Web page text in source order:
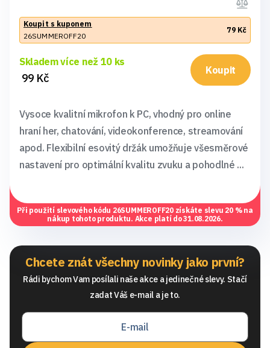
Koupit s kuponem
26SUMMEROFF20
79 Kč
Skladem více než 10 ks
99 Kč
Koupit
Vysoce kvalitní mikrofon k PC, vhodný pro online
hraní her, chatování, videokonference, streamování
apod. Flexibilní esovitý držák umožňuje všesměrové
nastavení pro optimální kvalitu zvuku a pohodlné ...
Při použití slevového kódu 26SUMMEROFF20 získáte slevu 20 % na
nákup tohoto produktu. Akce platí do 31.08.2026.
Chcete znát všechny novinky jako první?
Rádi bychom Vam posílali naše akce a jedinečné slevy. Stačí
zadat Váš e-mail a je to.